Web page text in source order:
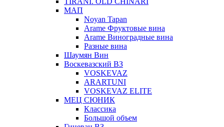
МАП
Noyan Tapan
Arame Фруктовые вина
Arame Виноградные вина
Разные вина
Шаумян Вин
Воскевазский ВЗ
VOSKEVAZ
ARARTUNI
VOSKEVAZ ELITE
МЕЦ СЮНИК
Классика
Большой объем